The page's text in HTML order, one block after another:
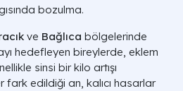
bozulma.
ve Bağlıca bölgelerinde
hedefleyen bireylerde, eklem
sinsi bir kilo artışı
fark edildiği an, kalıcı hasarlar